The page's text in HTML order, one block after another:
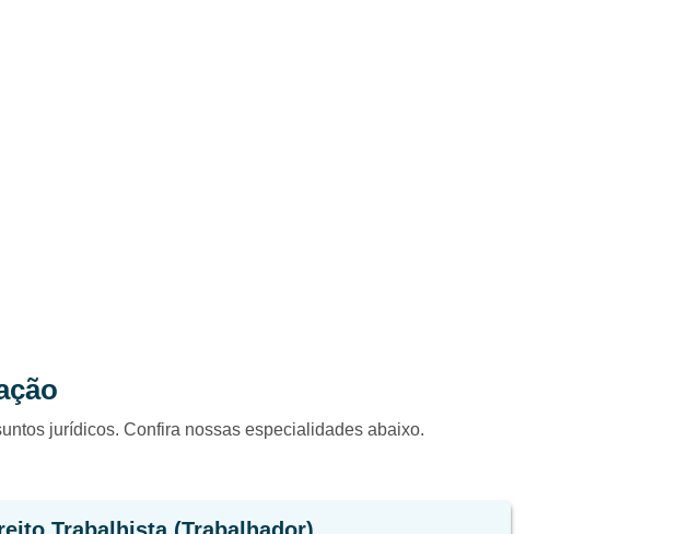
jurídicos. Confira nossas especialidades abaixo.